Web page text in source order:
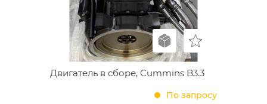
Двигатель в сборе, Cummins B3.3
По запросу